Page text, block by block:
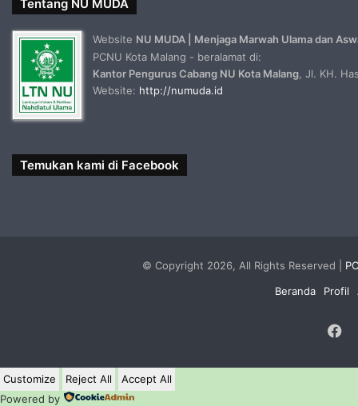
Tentang NU MUDA
Website NU MUDA | Menjaga Marwah Ulama dan
PCNU Kota Malang - beralamat di:
Kantor Pengurus Cabang NU Kota Malang, Jl. KH.
Website: http://numuda.id
Temukan kami di Facebook
© Copyright 2026, All Rights Reserved |
Beranda
Profil
Customize Reject All
Accept All
Powered by